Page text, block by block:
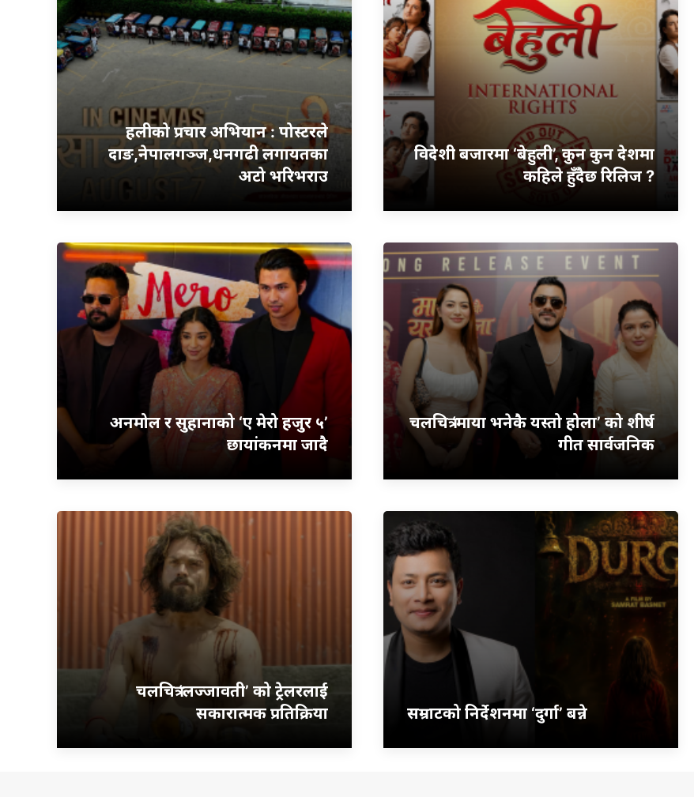
हलीको प्रचार अभियान : पोस्टरले
दाङ,नेपालगञ्ज,धनगढी लगायतका
अटो भरिभराउ
विदेशी बजारमा ‘बेहुली’, कुन कुन देशमा
कहिले हुँदैछ रिलिज ?
अनमोल र सुहानाको ‘ए मेरो हजुर ५’
छायांकनमा जादै
चलचित्र ‘माया भनेकै यस्तो होला’ को शीर्ष
गीत सार्वजनिक
चलचित्र ‘लज्जावती’ को ट्रेलरलाई
सकारात्मक प्रतिक्रिया
सम्राटको निर्देशनमा ‘दुर्गा’ बन्ने